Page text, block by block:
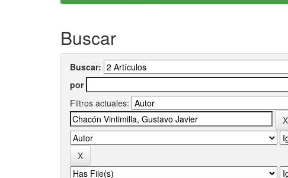
Buscar
Buscar:
por
Filtros actuales: